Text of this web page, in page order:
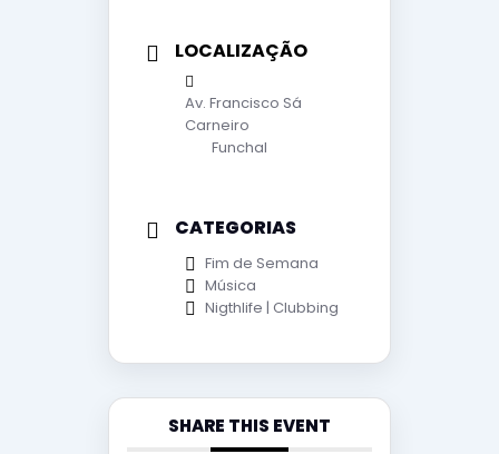
LOCALIZAÇÃO
Av. Francisco Sá
Carneiro
Funchal
CATEGORIAS
Fim de Semana
Música
Nigthlife | Clubbing
SHARE THIS EVENT